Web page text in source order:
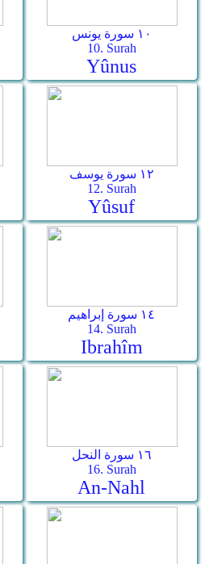
١٠ سورة يونس
10. Surah
Yûnus
١٢ سورة يوسف
12. Surah
Yûsuf
١٤ سورة إبراهيم
14. Surah
Ibrahîm
١٦ سورة النحل
16. Surah
An-Nahl